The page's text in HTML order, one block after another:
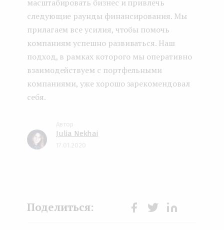
масштабировать бизнес и привлечь
следующие раунды финансирования. Мы
прилагаем все усилия, чтобы помочь
компаниям успешно развиваться. Наш
подход, в рамках которого мы оперативно
взаимодействуем с портфельными
компаниями, уже хорошо зарекомендовал
себя.
Julia Nekhai
17.01.2020